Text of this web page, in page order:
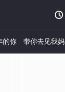

的你 带你去见我妈